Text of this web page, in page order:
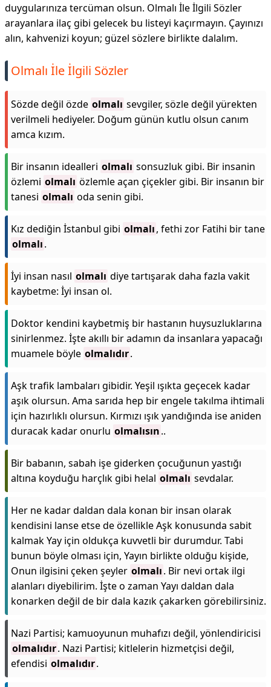
duygularınıza tercüman olsun. Olmalı İle İlgili Sözler
arayanlara ilaç gibi gelecek bu listeyi kaçırmayın. Çayınızı
alın, kahvenizi koyun; güzel sözlere birlikte dalalım.
Olmalı İle İlgili Sözler
Sözde değil özde olmalı sevgiler, sözle değil yürekten
verilmeli hediyeler. Doğum günün kutlu olsun canım
amca kızım.
Bir insanın idealleri olmalı sonsuzluk gibi. Bir insanin
özlemi olmalı özlemle açan çiçekler gibi. Bir insanın bir
tanesi olmalı oda senin gibi.
Kız dediğin İstanbul gibi olmalı, fethi zor Fatihi bir tane
olmalı.
İyi insan nasıl olmalı diye tartışarak daha fazla vakit
kaybetme: İyi insan ol.
Doktor kendini kaybetmiş bir hastanın huysuzluklarına
sinirlenmez. İşte akıllı bir adamın da insanlara yapacağı
muamele böyle olmalıdır.
Aşk trafik lambaları gibidir. Yeşil ışıkta geçecek kadar
aşık olursun. Ama sarıda hep bir engele takılma ihtimali
için hazırlıklı olursun. Kırmızı ışık yandığında ise aniden
duracak kadar onurlu olmalısın..
Bir babanın, sabah işe giderken çocuğunun yastığı
altına koyduğu harçlık gibi helal olmalı sevdalar.
Her ne kadar daldan dala konan bir insan olarak
kendisini lanse etse de özellikle Aşk konusunda sabit
kalmak Yay için oldukça kuvvetli bir durumdur. Tabi
bunun böyle olması için, Yayın birlikte olduğu kişide,
Onun ilgisini çeken şeyler olmalı. Bir nevi ortak ilgi
alanları diyebilirim. İşte o zaman Yayı daldan dala
konarken değil de bir dala kazık çakarken görebilirsiniz.
Nazi Partisi; kamuoyunun muhafızı değil, yönlendiricisi
olmalıdır. Nazi Partisi; kitlelerin hizmetçisi değil,
efendisi olmalıdır.